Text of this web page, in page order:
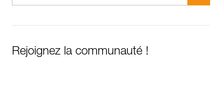
Rejoignez la communauté !